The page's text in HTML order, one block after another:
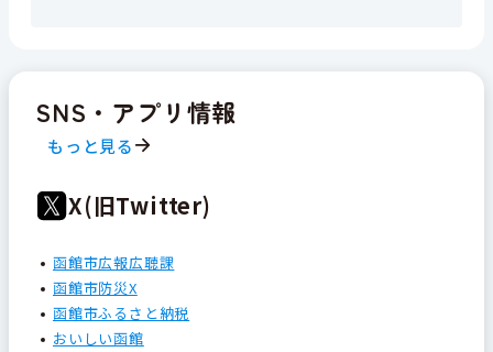
SNS・アプリ情報
もっと見る
X(旧Twitter)
函館市広報広聴課
函館市防災X
函館市ふるさと納税
おいしい函館